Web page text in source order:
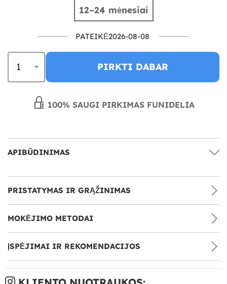
12–24 mėnesiai
PATEIKĖ2026-08-08
PIRKTI DABAR
100% SAUGI PIRKIMAS FUNIDELIA
APIBŪDINIMAS
PRISTATYMAS IR GRĄŽINIMAS
MOKĖJIMO METODAI
ĮSPĖJIMAI IR REKOMENDACIJOS